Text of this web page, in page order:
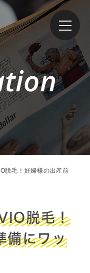
脱毛！妊婦様の出産前
脱毛！
備にワッ